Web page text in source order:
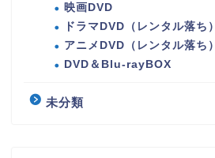
映画DVD
ドラマDVD（レンタル落ち）
アニメDVD（レンタル落ち）
DVD＆Blu-rayBOX
未分類